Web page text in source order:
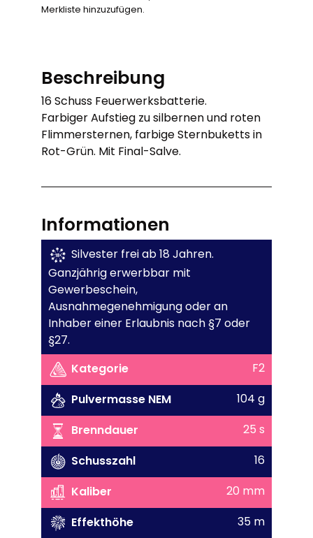
Merkliste hinzuzufügen.
Beschreibung
16 Schuss Feuerwerksbatterie.
Farbiger Aufstieg zu silbernen und roten
Flimmersternen, farbige Sternbuketts in
Rot-Grün. Mit Final-Salve.
Informationen
Silvester frei ab 18 Jahren.
Ganzjährig erwerbbar mit
Gewerbeschein,
Ausnahmegenehmigung oder an
Inhaber einer Erlaubnis nach §7 oder
§27.
Kategorie
F2
Pulvermasse NEM
104 g
Brenndauer
25 s
Schusszahl
16
Kaliber
20 mm
Effekthöhe
35 m